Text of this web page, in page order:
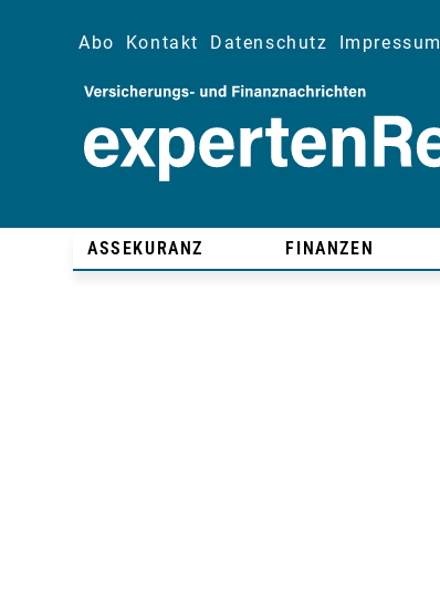
Abo Kontakt Datenschutz Impressum
ASSEKURANZ FINANZEN